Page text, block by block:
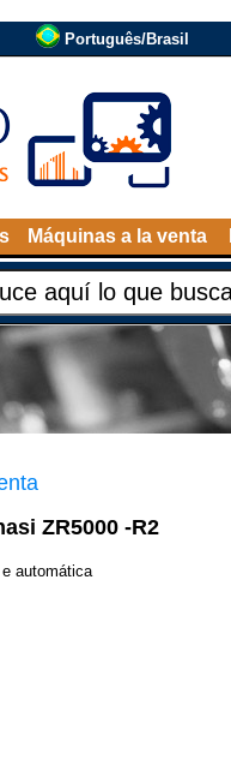
Português/Brasil
Máquinas a la venta
ZR5000 -R2
automática